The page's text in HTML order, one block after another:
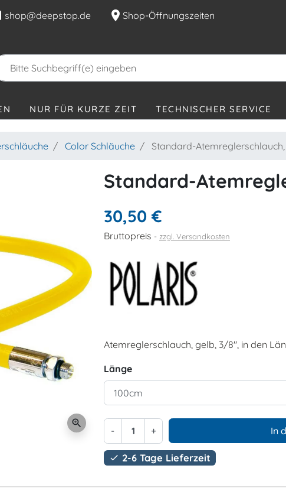
shop@deepstop.de location_on Shop-Öffnungszeiten
NUR FÜR KURZE ZEIT TECHNISCHER SERVICE
Color Schläuche Standard-
zoom_in
Standard-
30,50 €
Bruttopreis zzgl. Versandkosten
Atemreglerschlauch, gelb, 3/8", in den
Länge
- + In
 2-6 Tage Lieferzeit